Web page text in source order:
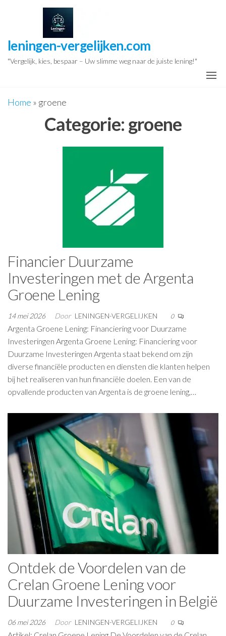
inhoud
leningen-vergelijken.com
"Vergelijk, kies, bespaar – Uw slimme weg naar de juiste lening!"
Home » groene
Categorie: groene
Financier Duurzame
Investeringen met de Argenta
Groene Lening
14 mei 2026 Door LENINGEN-VERGELIJKEN 0
Argenta Groene Lening: Financiering voor Duurzame
Investeringen Argenta Groene Lening: Financiering voor
Duurzame Investeringen Argenta staat bekend om zijn
diverse financiële producten en diensten die klanten helpen
bij het realiseren van hun financiële doelen. Een van de
opvallende producten van Argenta is de groene lening,…
Ontdek de Voordelen van de
Crelan Groene Lening voor
Duurzame Investeringen in België
06 mei 2026 Door LENINGEN-VERGELIJKEN 0